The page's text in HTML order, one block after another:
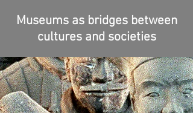
Museums as bridges between
cultures and societies